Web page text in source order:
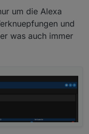
um die Alexa
und
was auch immer